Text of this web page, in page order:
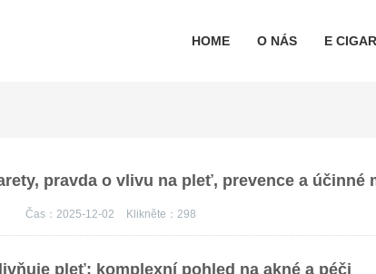
HOME O NÁS E
pravda o vlivu na pleť, prevence a účinné
Čas：2025-12-02 Klikněte： 298
pleť: komplexní pohled na akné a péči